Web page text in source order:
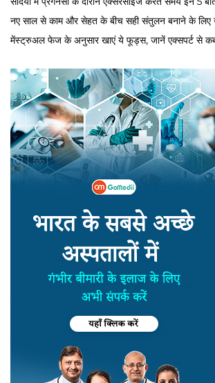
नए साल से काम और सेहत के बीच सही संतुलन बनाने के लिए
मेंस्ट्रुअल फेज के अनुसार खाएं ये फूड्स, जानें एक्सपर्ट से कब